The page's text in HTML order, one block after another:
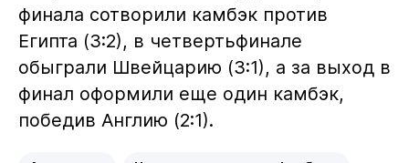
финала сотворили камбэк против
Египта (3:2), в четвертьфинале
обыграли Швейцарию (3:1), а за выход в
финал оформили еще один камбэк,
победив Англию (2:1).